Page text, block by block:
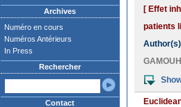
Archives
Numéro en cours
Numéros Antérieurs
In Press
Rechercher
Contact
[ Effet
patients
GAMOUH